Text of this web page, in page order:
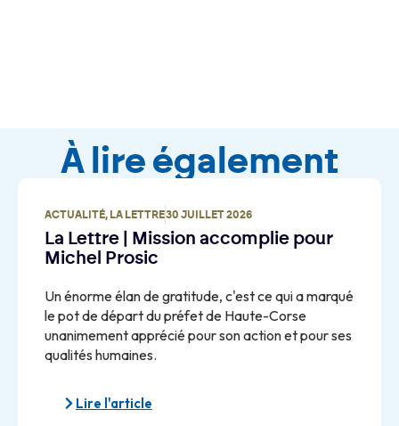
À lire également
ACTUALITÉ, LA LETTRE30 JUILLET 2026
La Lettre | Mission accomplie pour
Michel Prosic
Un énorme élan de gratitude, c'est ce qui a marqué
le pot de départ du préfet de Haute-Corse
unanimement apprécié pour son action et pour ses
qualités humaines.
Lire l'article